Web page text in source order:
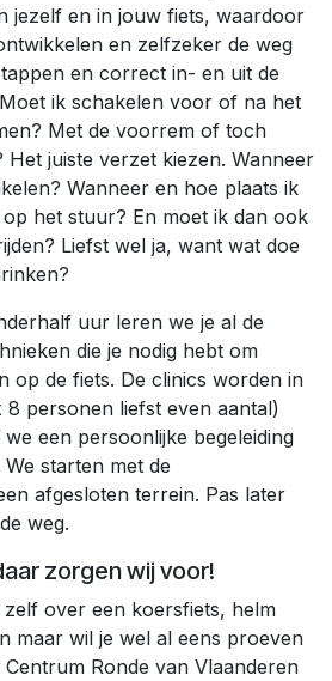
jezelf en in jouw fiets, waardoor
en zelfzeker de weg
en correct in- en uit de
ik schakelen voor of na het
Met de voorrem of toch
Het juiste verzet kiezen. Wanneer
Wanneer en hoe plaats ik
het stuur? En moet ik dan ook
Liefst wel ja, want wat doe
uur leren we je al de
die je nodig hebt om
op de fiets. De clinics worden in
8 personen liefst even aantal)
een persoonlijke begeleiding
starten met de
afgesloten terrein. Pas later
weg.
zorgen wij voor!
over een koersfiets, helm
maar wil je wel al eens proeven
Ronde van Vlaanderen